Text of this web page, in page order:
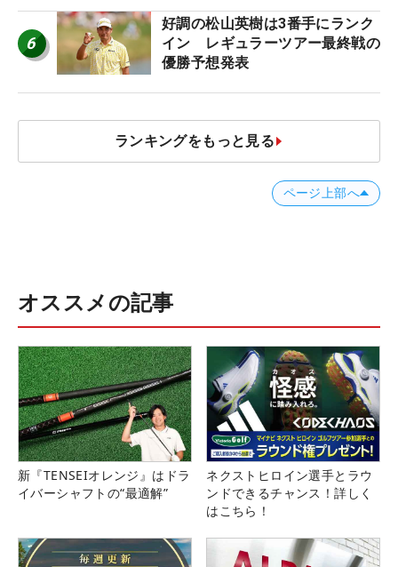
6
好調の松山英樹は3番手にランク
イン レギュラーツアー最終戦の
優勝予想発表
ランキングをもっと見る
ページ上部へ
オススメの記事
新『TENSEIオレンジ』はドラ
イバーシャフトの“最適解”
ネクストヒロイン選手とラウ
ンドできるチャンス！詳しく
はこちら！